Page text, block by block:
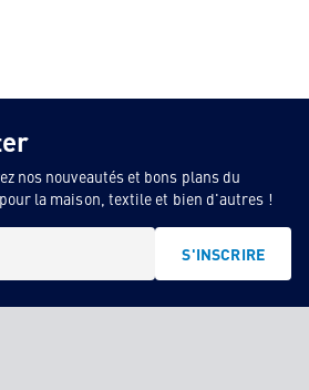
nos nouveautés et bons plans du
la maison, textile et bien d'autres !
S'INSCRIRE